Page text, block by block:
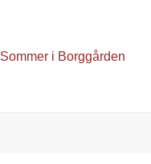
Sommer i Borggården